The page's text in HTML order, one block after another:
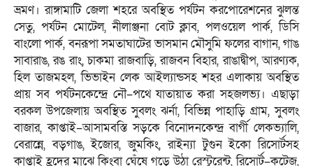
ভ্রমণ। রাঙ্গামাটি জেলা শহরে অবস্থিত পর্যটন করপোরেশনের ঝুলন্ত
সেতু, পর্যটন মোটেল, নীলাঞ্জনা বোট ক্লাব, পলওয়েল পার্ক, ডিসি
বাংলো পার্ক, বনরূপা সমতাঘাটের ভাসমান মৌসুমি ফলের বাগান, গাঙ
সাবারাঙ, রঙ রাং, চাকমা রাজবাড়ি, রাজবন বিহার, রাঙাদ্বীপ, আরণ্যক,
হিল তাজমহল, ভিভাইন লেক আইল্যান্ডসহ শহর এলাকায় অবস্থিত
প্রায় সব পর্যটনকেন্দ্রে নৌ–পথে যাতায়াত করা সহজলভ্য। এছাড়া
বরকল উপজেলায় অবস্থিত সুবলং ঝর্না, বিভিন্ন পাহাড়ি গ্রাম, সুবলং
বাজার, কাপ্তাই–আসামবস্তি সড়কে বিনোদনকেন্দ্র বার্গী লেকভ্যালি,
বেরান্নে, বড়গাঙ, ইজোর, জুমকিং, রাইন্যা টুগুন ইকো রিসোর্টসহ
কাপ্তাই হ্রদের মাঝে কিংবা ঘেঁষে গড়ে উঠা রেস্টুরেন্ট, রিসোর্ট–কটেজ,